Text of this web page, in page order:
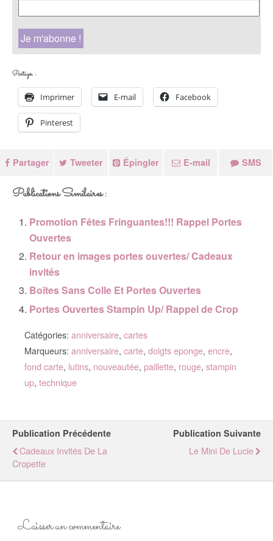
Partager :
Imprimer E-mail Facebook
Pinterest
Partager Tweeter Épingler E-mail SMS
Publications Similaires :
Promotion Fêtes Fringuantes!!! Rappel Portes
Ouvertes
Retour en images portes ouvertes/ Cadeaux
invités
Boîtes Sans Colle Et Portes Ouvertes
Portes Ouvertes Stampin Up/ Rappel de Crop
Catégories: anniversaire, cartes
Marqueurs: anniversaire, carte, doigts eponge, encre,
fond carte, lutins, nouveautée, paillette, rouge, stampin
up, technique
Publication Précédente
Cadeaux Invités De La
Cropette
Publication Suivante
Le Mini De Lucie
Laisser un commentaire